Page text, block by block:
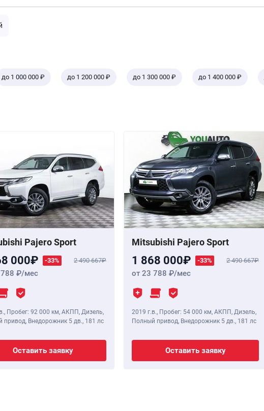
до 1 000 000 ₽ до 1 200 000 ₽ до 1 300 000 ₽ до 1 400 000 ₽
Pajero Sport
000 -33% 2 490 667
/мес
, Пробег: 92 000 км, АКПП, Дизель,
привод, Внедорожник 5 дв., 181 лс
Оставить заявку
Mitsubishi Pajero Sport
1 868 000 -33% 2 490 667
от 23 788 /мес
2019 г.в., Пробег: 54 000 км, АКПП, Дизель,
Полный привод, Внедорожник 5 дв., 181 лс
Оставить заявку